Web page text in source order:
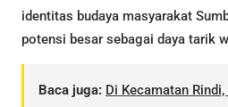
identitas budaya masyarakat
potensi besar sebagai daya tarik
Baca juga: Di Kecamatan Rindi,